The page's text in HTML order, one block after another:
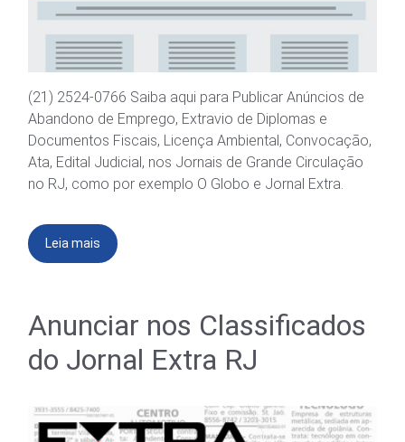
(21) 2524-0766 Saiba aqui para Publicar Anúncios de
Abandono de Emprego, Extravio de Diplomas e
Documentos Fiscais, Licença Ambiental, Convocação,
Ata, Edital Judicial, nos Jornais de Grande Circulação
no RJ, como por exemplo O Globo e Jornal Extra.
Leia mais
Anunciar nos Classificados
do Jornal Extra RJ